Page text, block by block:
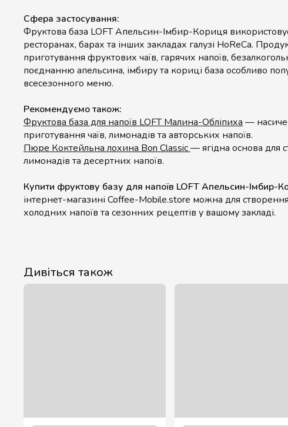
Сфера застосування:
Фруктова база LOFT Апельсин-Імбир-Кориця
ресторанах, барах та інших закладах галузі HoReCa.
приготування фруктових чаїв, гарячих напоїв,
поєднанню апельсина, імбиру та кориці база особливо
всесезонного меню.
Рекомендуємо також:
Фруктова база для напоїв LOFT Малина-Обліпиха —
приготування чаїв, лимонадів та авторських напоїв.
Пюре Коктейльна лохина Bon Classic— ягідна основа для
лимонадів та десертних напоїв.
Купити фруктову базу для напоїв LOFT Апельсин-Імбир-
інтернет-магазині Coffee-Mobile.store можна для
холодних напоїв та сезонних рецептів у вашому закладі.
Дивіться також